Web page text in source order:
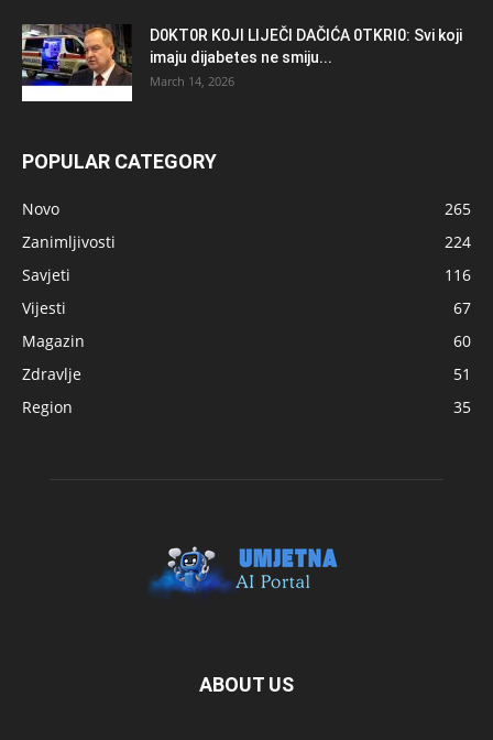
D0KT0R K0Jl LlJEČl DAČlĆA 0TKRl0: Svi koji
imaju dijabetes ne smiju...
March 14, 2026
POPULAR CATEGORY
Novo
265
Zanimljivosti
224
Savjeti
116
Vijesti
67
Magazin
60
Zdravlje
51
Region
35
ABOUT US